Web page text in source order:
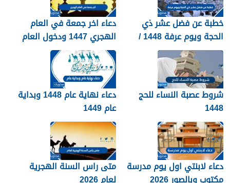
خطبة عن فضل عشر ذي
الحجة ويوم عرفة 1448 /
2026
دعاء اخر جمعة في العام
الهجري 1447 ودخول العام
الجديد 1448
شروط عصبة النساء للحج
1448
دعاء نهاية عام 1448 وبداية
عام 1449
دعاء لابنتي اول يوم مدرسة
مكتوب وبالصور 2026
متى راس السنة الهجرية
لعام 2026